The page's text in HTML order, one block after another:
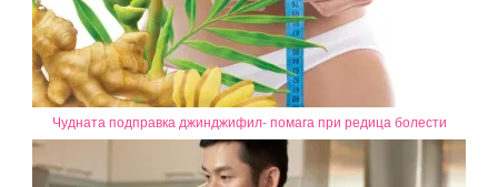
Чудната подправка джинджифил- помага при редица болести